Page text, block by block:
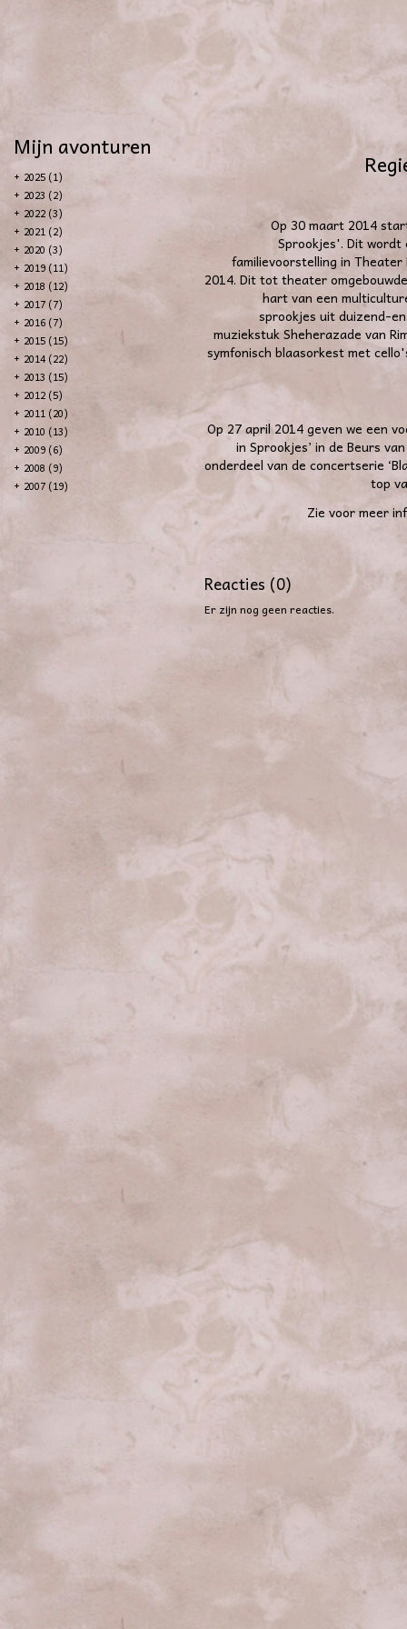
Mijn avonturen
+ 2025 (1)
+ 2023 (2)
+ 2022 (3)
+ 2021 (2)
+ 2020 (3)
+ 2019 (11)
+ 2018 (12)
+ 2017 (7)
+ 2016 (7)
+ 2015 (15)
+ 2014 (22)
+ 2013 (15)
+ 2012 (5)
+ 2011 (20)
+ 2010 (13)
+ 2009 (6)
+ 2008 (9)
+ 2007 (19)
Op 30 maart 2014
Sprookjes'. Dit wordt
familievoorstelling in Theater
2014. Dit tot theater
hart van een
sprookjes uit duizend-
muziekstuk Sheherazade van
symfonisch blaasorkest met
Op 27 april 2014 geven we een
in Sprookjes’ in de Beurs
onderdeel van de concertserie
top
Zie voor meer
Reacties (0)
Er zijn nog geen reacties.